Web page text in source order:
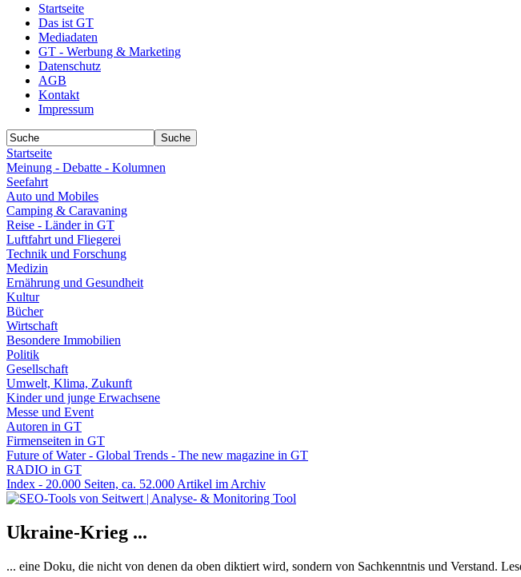
Startseite
Das ist GT
Mediadaten
GT - Werbung & Marketing
Datenschutz
AGB
Kontakt
Impressum
Startseite
Meinung - Debatte - Kolumnen
Seefahrt
Auto und Mobiles
Camping & Caravaning
Reise - Länder in GT
Luftfahrt und Fliegerei
Technik und Forschung
Medizin
Ernährung und Gesundheit
Kultur
Bücher
Wirtschaft
Besondere Immobilien
Politik
Gesellschaft
Umwelt, Klima, Zukunft
Kinder und junge Erwachsene
Messe und Event
Autoren in GT
Firmenseiten in GT
Future of Water - Global Trends - The new magazine in GT
RADIO in GT
Index - 20.000 Seiten, ca. 52.000 Artikel im Archiv
Ukraine-Krieg ...
... eine Doku, die nicht von denen da oben diktiert wird, sondern von Sachkenntnis und Verstand.